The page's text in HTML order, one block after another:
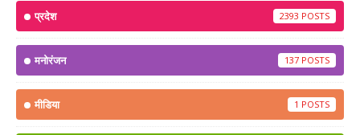
प्रदेश 2393
मनोरंजन 137
मीडिया 1